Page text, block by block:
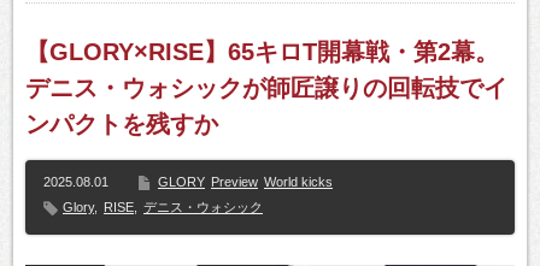
【GLORY×RISE】65キロT開幕戦・第2幕。
デニス・ウォシックが師匠譲りの回転技でイ
ンパクトを残すか
2025.08.01 GLORY Preview World kicks
Glory, RISE デニス・ウォシック